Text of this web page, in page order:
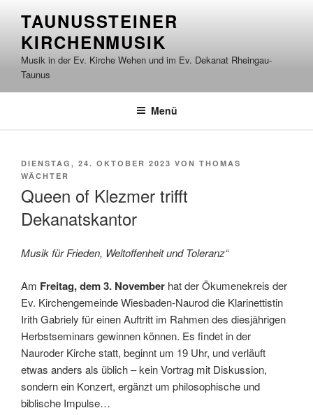
springen
TAUNUSSTEINER
KIRCHENMUSIK
Musik in der Ev. Kirche Wehen und im Ev. Dekanat Rheingau-
Taunus
Menü
VERÖFFENTLICHT
AM
DIENSTAG, 24. OKTOBER 2023 VON THOMAS
WÄCHTER
Queen of Klezmer trifft
Dekanatskantor
Musik für Frieden, Weltoffenheit und Toleranz“
Am Freitag, dem 3. November hat der Ökumenekreis der
Ev. Kirchengemeinde Wiesbaden-Naurod die Klarinettistin
Irith Gabriely für einen Auftritt im Rahmen des diesjährigen
Herbstseminars gewinnen können. Es findet in der
Nauroder Kirche statt, beginnt um 19 Uhr, und verläuft
etwas anders als üblich – kein Vortrag mit Diskussion,
sondern ein Konzert, ergänzt um philosophische und
biblische Impulse…